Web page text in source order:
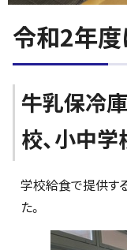
令和2年
牛乳保冷
校、小中
学校給食で提供す
た。